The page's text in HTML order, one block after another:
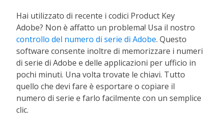
Hai utilizzato di recente i codici Product Key
Adobe? Non è affatto un problema! Usa il nostro
controllo del numero di serie di Adobe. Questo
software consente inoltre di memorizzare i numeri
di serie di Adobe e delle applicazioni per ufficio in
pochi minuti. Una volta trovate le chiavi. Tutto
quello che devi fare è esportare o copiare il
numero di serie e farlo facilmente con un semplice
clic.